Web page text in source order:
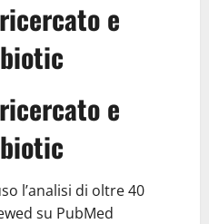
e
e
l’analisi di oltre 40
su PubMed